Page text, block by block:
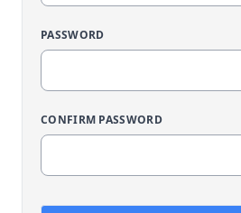
PASSWORD
CONFIRM PASSWORD